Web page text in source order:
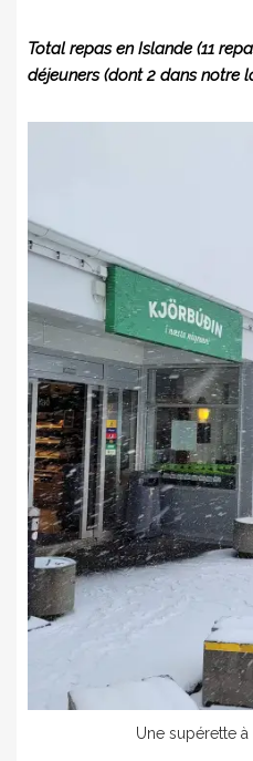
Total repas en Islande (11
déjeuners (dont 2 dans notre
Une supérette